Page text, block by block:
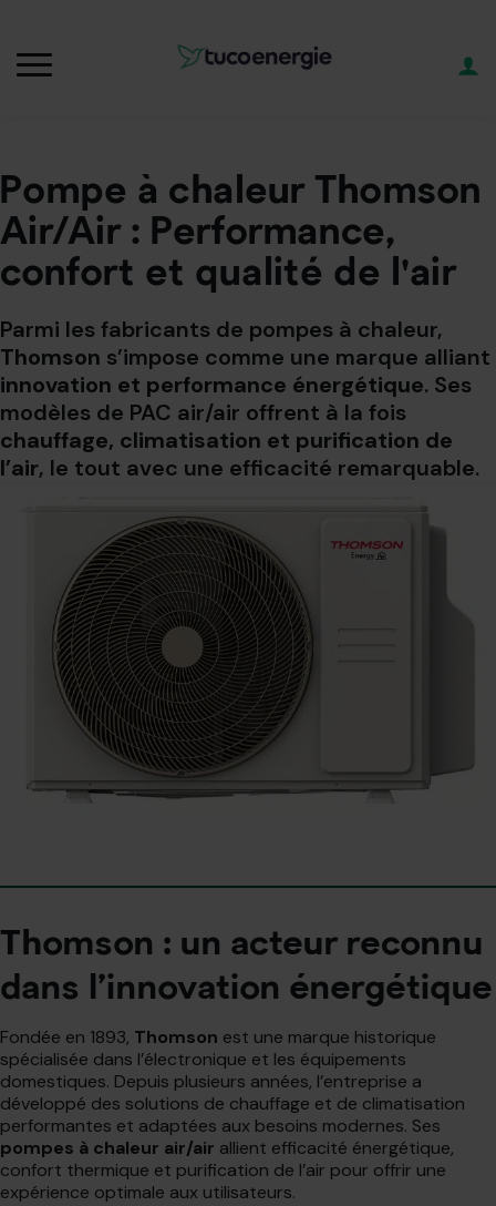
Pompe à chaleur Thomson
Air/Air : Performance,
confort et qualité de l'air
Parmi les fabricants de pompes à chaleur,
Thomson s’impose comme une marque alliant
innovation et performance énergétique. Ses
modèles de PAC air/air offrent à la fois
chauffage, climatisation et purification de
l’air, le tout avec une efficacité remarquable.
Thomson : un acteur reconnu
dans l’innovation énergétique
Fondée en 1893, Thomson est une marque historique
spécialisée dans l’électronique et les équipements
domestiques. Depuis plusieurs années, l’entreprise a
développé des solutions de chauffage et de climatisation
performantes et adaptées aux besoins modernes. Ses
pompes à chaleur air/air allient efficacité énergétique,
confort thermique et purification de l’air pour offrir une
expérience optimale aux utilisateurs.